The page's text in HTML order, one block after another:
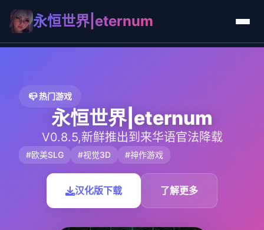
永恒世界|eternum
📪 热门游戏
永恒世界|eternum
V0.8.5,新鲜推出到来华语官法降载
#欧美SLG #视觉3D #神作游戏
汉化版下载 了解更多